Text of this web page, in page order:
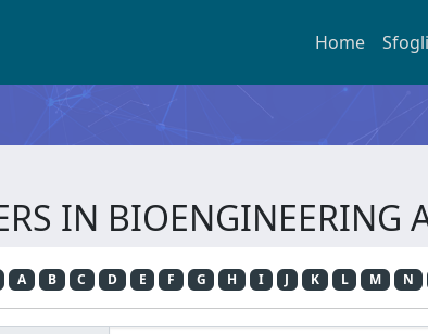
Home
IN BIOENGINEERING
A B C D E F G H I J K L M N